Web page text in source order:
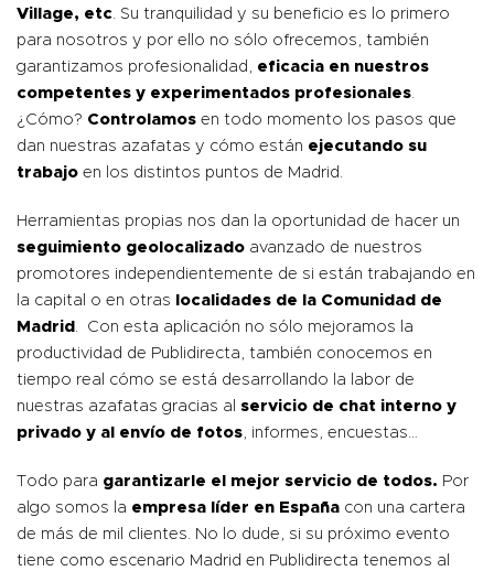
Village, etc. Su tranquilidad y su beneficio es lo primero
para nosotros y por ello no sólo ofrecemos, también
garantizamos profesionalidad, eficacia en nuestros
competentes y experimentados profesionales.
¿Cómo? Controlamos en todo momento los pasos que
dan nuestras azafatas y cómo están ejecutando su
trabajo en los distintos puntos de Madrid.
Herramientas propias nos dan la oportunidad de hacer un
seguimiento geolocalizado avanzado de nuestros
promotores independientemente de si están trabajando en
la capital o en otras localidades de la Comunidad de
Madrid . Con esta aplicación no sólo mejoramos la
productividad de Publidirecta, también conocemos en
tiempo real cómo se está desarrollando la labor de
nuestras azafatas gracias al servicio de chat interno y
privado y al envío de fotos, informes, encuestas…
Todo para garantizarle el mejor servicio de todos. Por
algo somos la empresa líder en España con una cartera
de más de mil clientes. No lo dude, si su próximo evento
tiene como escenario Madrid en Publidirecta tenemos al